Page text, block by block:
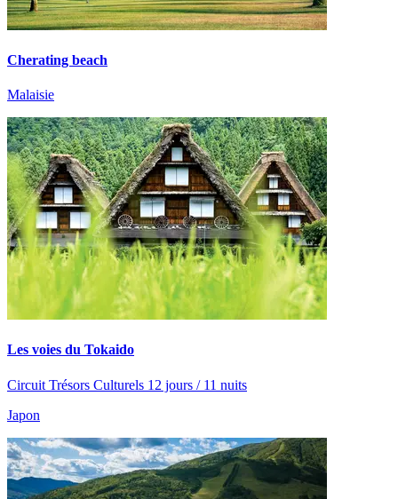
Cherating beach
Malaisie
Les voies du Tokaido
Circuit Trésors Culturels 12 jours / 11 nuits
Japon